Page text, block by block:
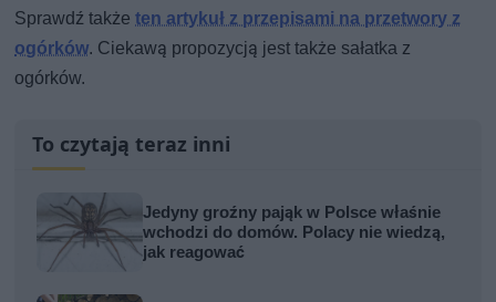
Sprawdź takżeten artykuł z przepisami na przetwory z
ogórków. Ciekawą propozycją jest także sałatka z
ogórków.
To czytają teraz inni
Jedyny groźny pająk w Polsce właśnie
wchodzi do domów. Polacy nie wiedzą,
jak reagować